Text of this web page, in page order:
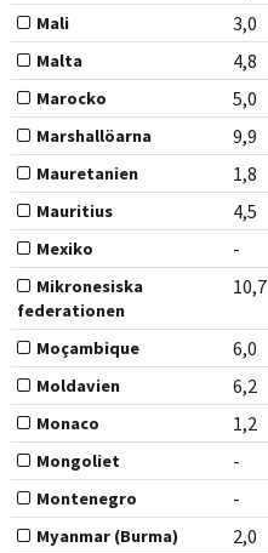
Mali 3,0
Malta 4,8
Marocko 5,0
Marshallöarna 9,9
Mauretanien 1,8
Mauritius 4,5
Mexiko -
Mikronesiska
federationen
10,7
Moçambique 6,0
Moldavien 6,2
Monaco 1,2
Mongoliet -
Montenegro -
Myanmar (Burma) 2,0